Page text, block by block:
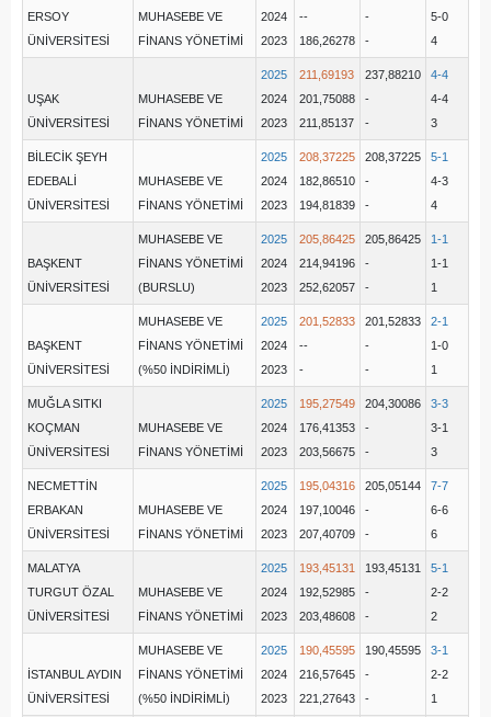
ERSOY
ÜNİVERSİTESİ
MUHASEBE VE
FİNANS YÖNETİMİ
2024
2023
--
186,26278
-
-
5-0
4
UŞAK
ÜNİVERSİTESİ
MUHASEBE VE
FİNANS YÖNETİMİ
2025
2024
2023
211,69193
201,75088
211,85137
237,88210
-
-
4-4
4-4
3
BİLECİK ŞEYH
EDEBALİ
ÜNİVERSİTESİ
MUHASEBE VE
FİNANS YÖNETİMİ
2025
2024
2023
208,37225
182,86510
194,81839
208,37225
-
-
5-1
4-3
4
BAŞKENT
ÜNİVERSİTESİ
MUHASEBE VE
FİNANS YÖNETİMİ
(BURSLU)
2025
2024
2023
205,86425
214,94196
252,62057
205,86425
-
-
1-1
1-1
1
BAŞKENT
ÜNİVERSİTESİ
MUHASEBE VE
FİNANS YÖNETİMİ
(%50 İNDİRİMLİ)
2025
2024
2023
201,52833
--
-
201,52833
-
-
2-1
1-0
1
MUĞLA SITKI
KOÇMAN
ÜNİVERSİTESİ
MUHASEBE VE
FİNANS YÖNETİMİ
2025
2024
2023
195,27549
176,41353
203,56675
204,30086
-
-
3-3
3-1
3
NECMETTİN
ERBAKAN
ÜNİVERSİTESİ
MUHASEBE VE
FİNANS YÖNETİMİ
2025
2024
2023
195,04316
197,10046
207,40709
205,05144
-
-
7-7
6-6
6
MALATYA
TURGUT ÖZAL
ÜNİVERSİTESİ
MUHASEBE VE
FİNANS YÖNETİMİ
2025
2024
2023
193,45131
192,52985
203,48608
193,45131
-
-
5-1
2-2
2
İSTANBUL AYDIN
ÜNİVERSİTESİ
MUHASEBE VE
FİNANS YÖNETİMİ
(%50 İNDİRİMLİ)
2025
2024
2023
190,45595
216,57645
221,27643
190,45595
-
-
3-1
2-2
1